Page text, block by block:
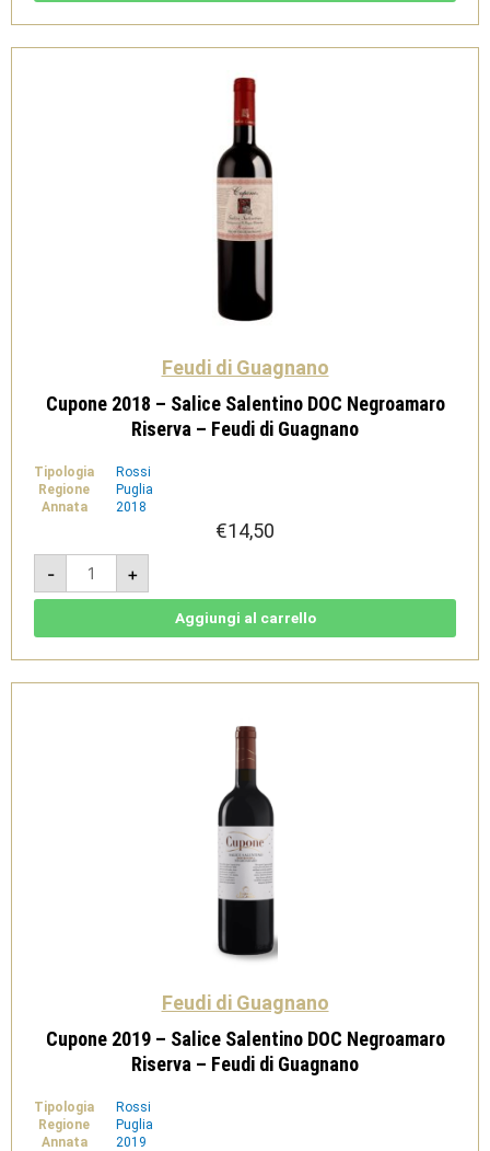
di
quantità
Feudi di Guagnano
Cupone 2018 – Salice Salentino DOC Negroamaro
Riserva – Feudi di Guagnano
Tipologia
Rossi
Regione
Puglia
Annata
2018
€14,50
-
Cupone
2018
-
Salice
Riserva
Feudi
+
Aggiungi al carrello
Feudi di Guagnano
Cupone 2019 – Salice Salentino DOC Negroamaro
Riserva – Feudi di Guagnano
Tipologia
Rossi
Regione
Puglia
Annata
2019